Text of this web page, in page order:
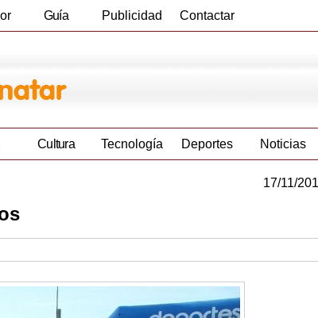
Guía Publicidad Contactar
Cultura Tecnología Deportes Noticias
17/11/